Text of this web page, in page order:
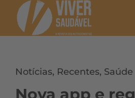
Notícias, Recentes, Saúde
Nova app e